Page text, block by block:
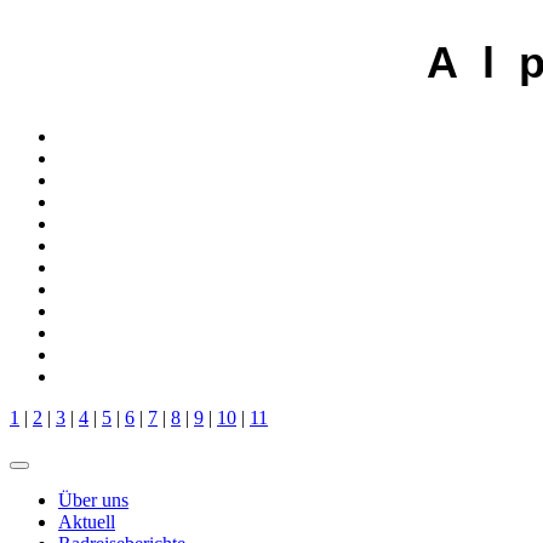
A l
1 | 2 | 3 | 4 | 5 | 6 | 7 | 8 | 9 | 10 | 11
Über uns
Aktuell